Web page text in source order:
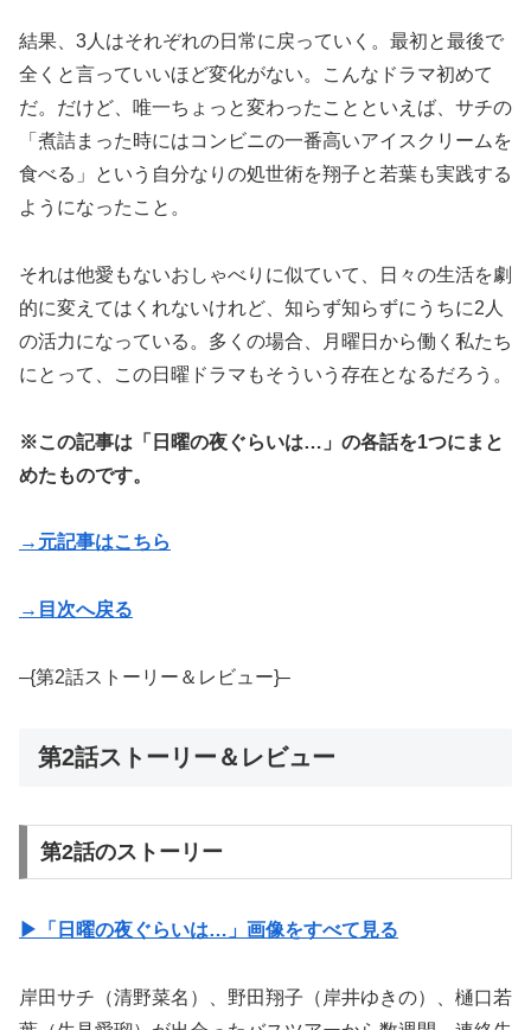
結果、3人はそれぞれの日常に戻っていく。最初と最後で
全くと言っていいほど変化がない。こんなドラマ初めて
だ。だけど、唯一ちょっと変わったことといえば、サチの
「煮詰まった時にはコンビニの一番高いアイスクリームを
食べる」という自分なりの処世術を翔子と若葉も実践する
ようになったこと。
それは他愛もないおしゃべりに似ていて、日々の生活を劇
的に変えてはくれないけれど、知らず知らずにうちに2人
の活力になっている。多くの場合、月曜日から働く私たち
にとって、この日曜ドラマもそういう存在となるだろう。
※この記事は「日曜の夜ぐらいは…」の各話を1つにまと
めたものです。
→元記事はこちら
→目次へ戻る
–{第2話ストーリー＆レビュー}–
第2話ストーリー＆レビュー
第2話のストーリー
▶︎「日曜の夜ぐらいは…」画像をすべて見る
岸田サチ（清野菜名）、野田翔子（岸井ゆきの）、樋口若